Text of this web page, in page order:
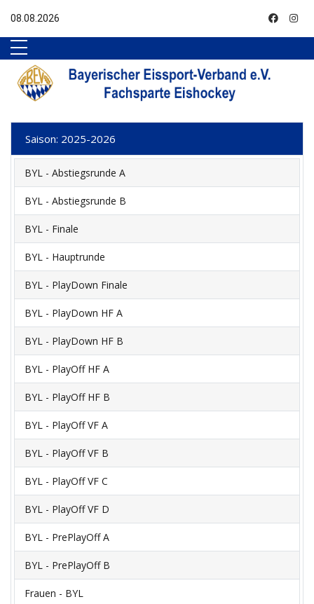
08.08.2026
Saison: 2025-2026
BYL - Abstiegsrunde A
BYL - Abstiegsrunde B
BYL - Finale
BYL - Hauptrunde
BYL - PlayDown Finale
BYL - PlayDown HF A
BYL - PlayDown HF B
BYL - PlayOff HF A
BYL - PlayOff HF B
BYL - PlayOff VF A
BYL - PlayOff VF B
BYL - PlayOff VF C
BYL - PlayOff VF D
BYL - PrePlayOff A
BYL - PrePlayOff B
Frauen - BYL